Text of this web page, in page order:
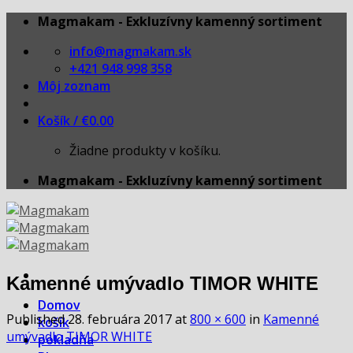
Skip
content
Magmakam - Exkluzívny kamenný sortiment
info@magmakam.sk
+421 948 998 358
Môj zoznam
Košík / €0.00
Žiadne produkty v košíku.
Magmakam - Exkluzívny kamenný sortiment
Domov
košík
pokladňa
Kamenné umývadlo TIMOR WHITE
Published28. februára 2017at800 × 600 in Kamenné
umývadlo TIMOR WHITE